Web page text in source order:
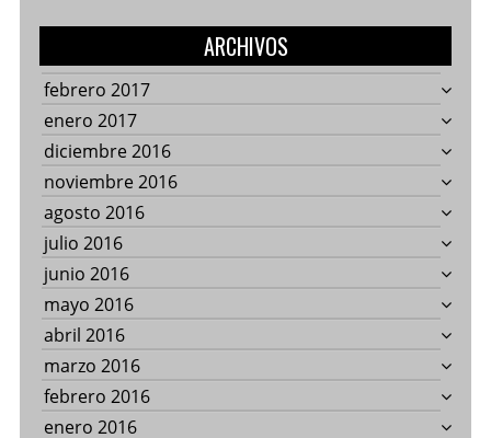
ARCHIVOS
febrero 2017
enero 2017
diciembre 2016
noviembre 2016
agosto 2016
julio 2016
junio 2016
mayo 2016
abril 2016
marzo 2016
febrero 2016
enero 2016